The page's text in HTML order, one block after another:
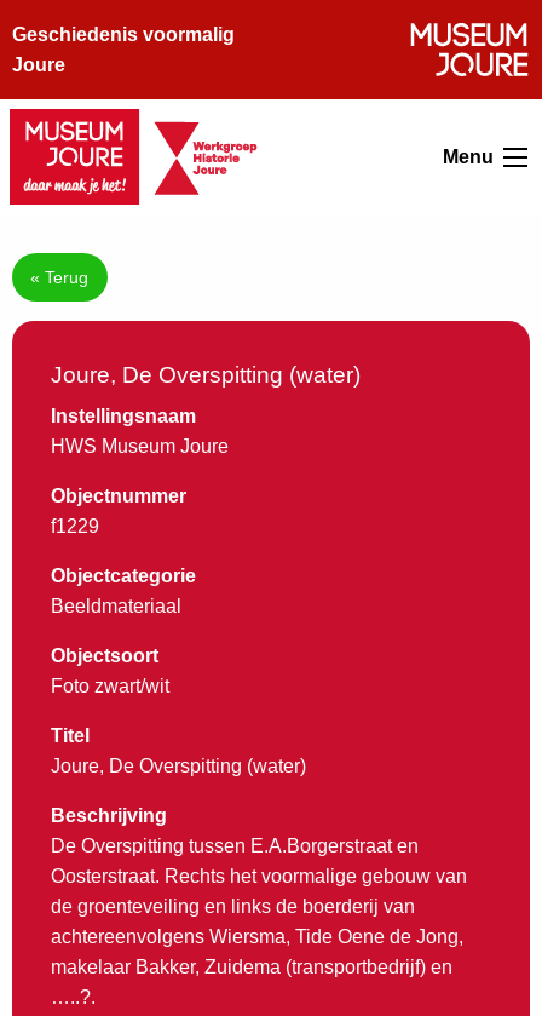
Geschiedenis voormalig
Joure
Menu
« Terug
Joure, De Overspitting (water)
Instellingsnaam
HWS Museum Joure
Objectnummer
f1229
Objectcategorie
Beeldmateriaal
Objectsoort
Foto zwart/wit
Titel
Joure, De Overspitting (water)
Beschrijving
De Overspitting tussen E.A.Borgerstraat en
Oosterstraat. Rechts het voormalige gebouw van
de groenteveiling en links de boerderij van
achtereenvolgens Wiersma, Tide Oene de Jong,
makelaar Bakker, Zuidema (transportbedrijf) en
…..?.